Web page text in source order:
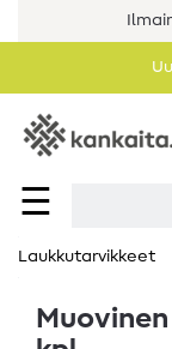
☰
Laukkutarvikkeet